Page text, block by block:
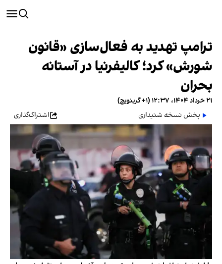
ترامپ تهدید به فعال‌سازی «قانون
شورش» کرد؛ کالیفرنیا در آستانه
بحران
۲۱ خرداد ۱۴۰۴، ۱۲:۳۷ (‎+۱ گرینویچ)
پخش نسخه شنیداری
اشتراک‌گذاری